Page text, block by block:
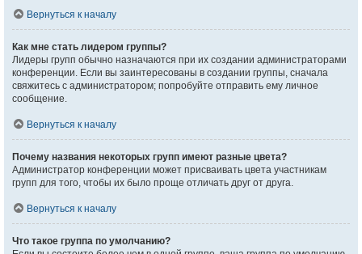
Вернуться к началу
Как мне стать лидером группы?
Лидеры групп обычно назначаются при их создании администраторами
конференции. Если вы заинтересованы в создании группы, сначала
свяжитесь с администратором; попробуйте отправить ему личное
сообщение.
Вернуться к началу
Почему названия некоторых групп имеют разные цвета?
Администратор конференции может присваивать цвета участникам
групп для того, чтобы их было проще отличать друг от друга.
Вернуться к началу
Что такое группа по умолчанию?